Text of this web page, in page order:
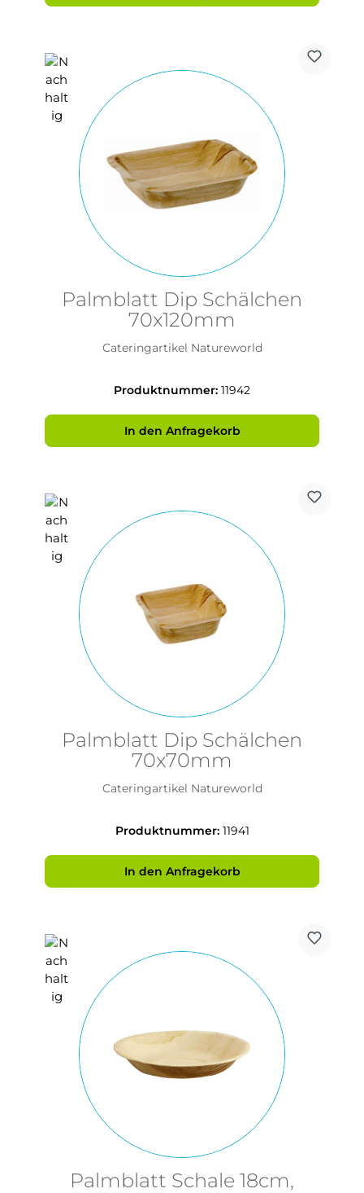
Palmblatt Dip Schälchen
70x120mm
Cateringartikel Natureworld
Produktnummer: 11942
In den Anfragekorb
Palmblatt Dip Schälchen
70x70mm
Cateringartikel Natureworld
Produktnummer: 11941
In den Anfragekorb
Palmblatt Schale 18cm,